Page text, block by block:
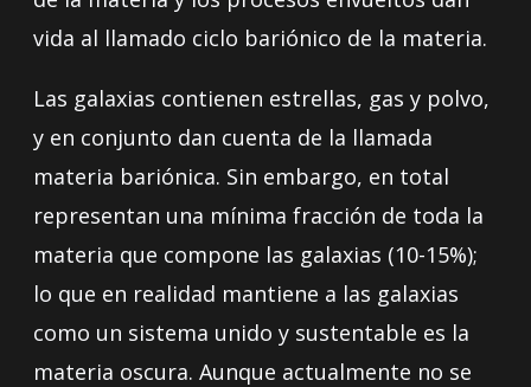
vida al llamado ciclo bariónico de la materia.
Las galaxias contienen estrellas, gas y polvo,
y en conjunto dan cuenta de la llamada
materia bariónica. Sin embargo, en total
representan una mínima fracción de toda la
materia que compone las galaxias (10-15%);
lo que en realidad mantiene a las galaxias
como un sistema unido y sustentable es la
materia oscura. Aunque actualmente no se